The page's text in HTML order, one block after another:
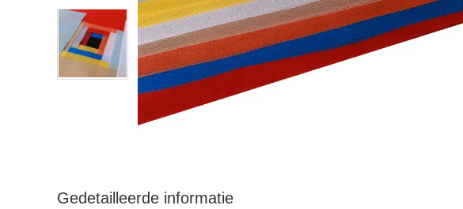
Gedetailleerde informatie